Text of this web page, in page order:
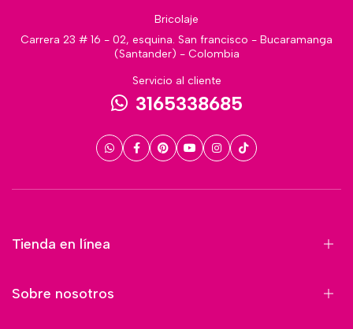
Bricolaje
Carrera 23 # 16 - 02, esquina. San francisco - Bucaramanga
(Santander) - Colombia
Servicio al cliente
3165338685
Tienda en línea
Sobre nosotros